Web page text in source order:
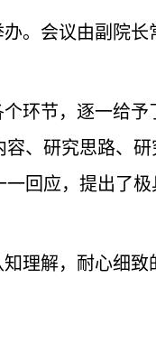
。会议由副院长
环节，逐一给予
容、研究思路、研
回应，提出了极
理解，耐心细致